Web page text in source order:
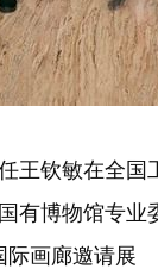
钦敏在全
博物馆专
际画廊邀请展